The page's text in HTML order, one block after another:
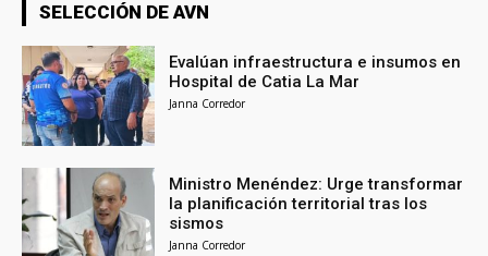
SELECCIÓN DE AVN
Evalúan infraestructura e insumos en
Hospital de Catia La Mar
Janna Corredor
Ministro Menéndez: Urge transformar
la planificación territorial tras los
sismos
Janna Corredor